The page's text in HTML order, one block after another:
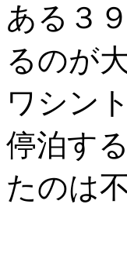
ある３
るのが
ワシン
停泊す
たのは